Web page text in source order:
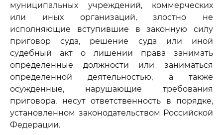
муниципальных учреждений, коммерческих
или иных организаций, злостно не
исполняющие вступившие в законную силу
приговор суда, решение суда или иной
судебный акт о лишении права занимать
определенные должности или заниматься
определенной деятельностью, а также
осужденные, нарушающие требования
приговора, несут ответственность в порядке,
установленном законодательством Российской
Федерации.